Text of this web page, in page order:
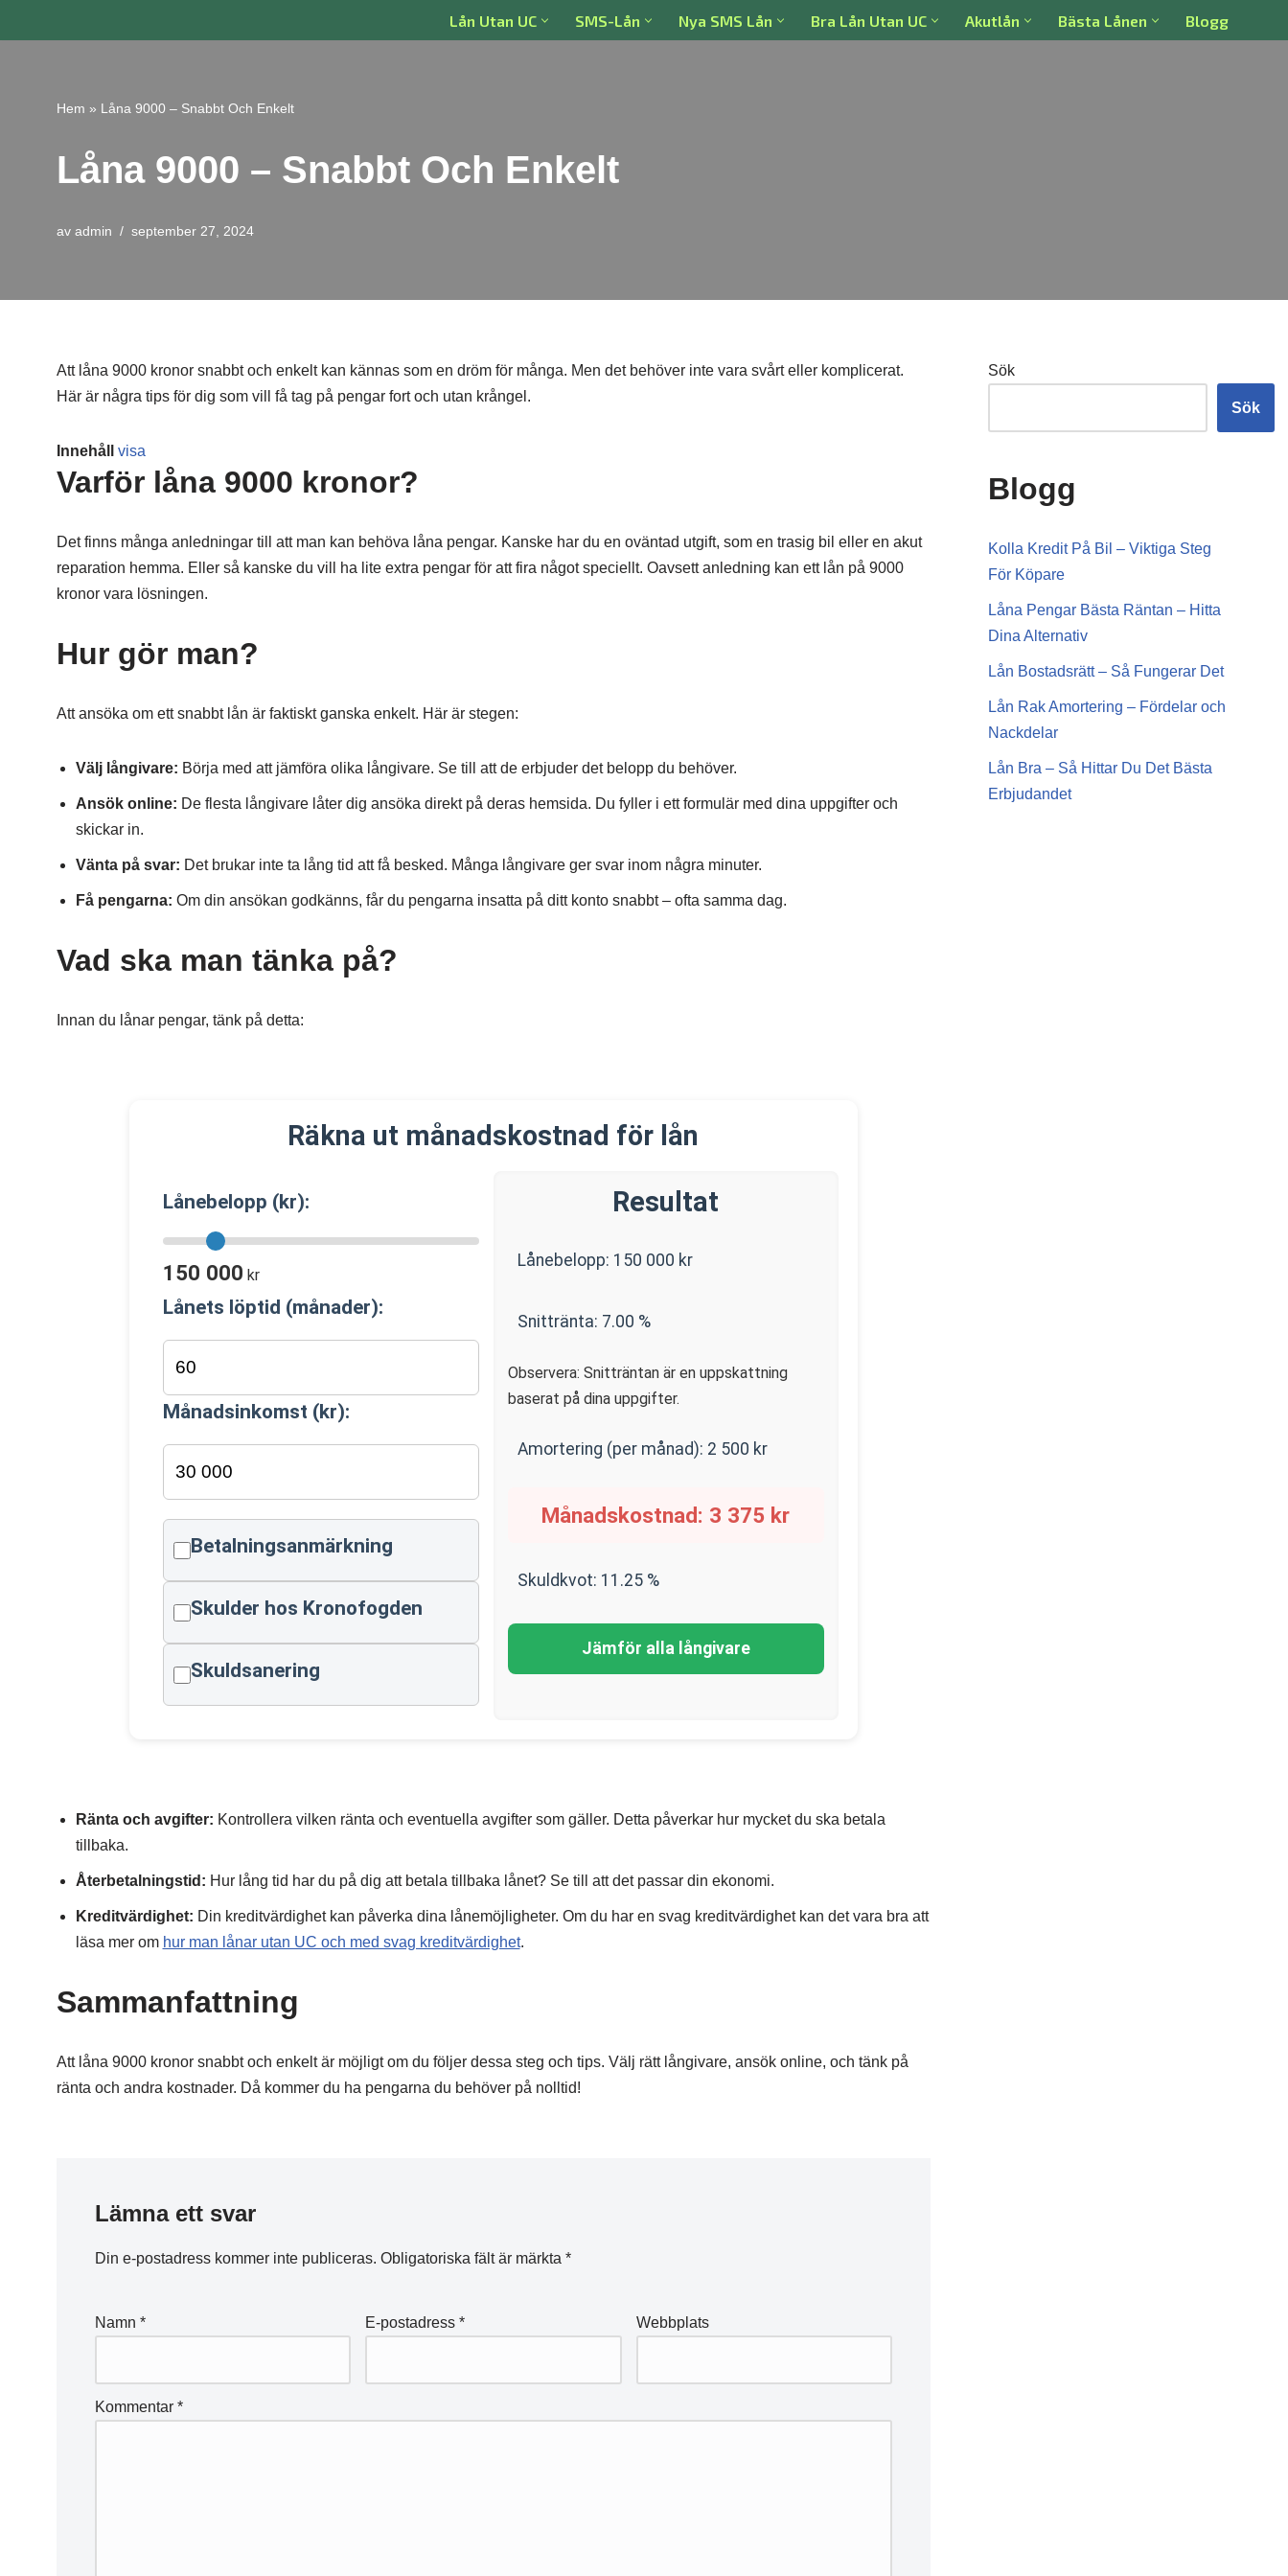
innehåll
Lån Utan UC SMS-Lån Nya SMS Lån Bra Lån Utan UC Akutlån Bästa Lånen Blogg
Hem » Låna 9000 – Snabbt Och Enkelt
Låna 9000 – Snabbt Och Enkelt
av admin september 27, 2024
Att låna 9000 kronor snabbt och enkelt kan kännas som en dröm för många. Men det behöver inte vara svårt eller komplicerat.
Här är några tips för dig som vill få tag på pengar fort och utan krångel.
Innehåll visa
Varför låna 9000 kronor?
Det finns många anledningar till att man kan behöva låna pengar. Kanske har du en oväntad utgift, som en trasig bil eller en akut
reparation hemma. Eller så kanske du vill ha lite extra pengar för att fira något speciellt. Oavsett anledning kan ett lån på 9000
kronor vara lösningen.
Hur gör man?
Att ansöka om ett snabbt lån är faktiskt ganska enkelt. Här är stegen:
Välj långivare: Börja med att jämföra olika långivare. Se till att de erbjuder det belopp du behöver.
Ansök online: De flesta långivare låter dig ansöka direkt på deras hemsida. Du fyller i ett formulär med dina uppgifter och
skickar in.
Vänta på svar: Det brukar inte ta lång tid att få besked. Många långivare ger svar inom några minuter.
Få pengarna: Om din ansökan godkänns, får du pengarna insatta på ditt konto snabbt – ofta samma dag.
Vad ska man tänka på?
Innan du lånar pengar, tänk på detta:
Räkna ut månadskostnad för lån
Lånebelopp (kr):
150 000 kr
Lånets löptid (månader):
Månadsinkomst (kr):
Betalningsanmärkning
Skulder hos Kronofogden
Skuldsanering
Resultat
Lånebelopp: 150 000 kr
Snittränta: 7.00 %
Observera: Snitträntan är en uppskattning
baserat på dina uppgifter.
Amortering (per månad): 2 500 kr
Månadskostnad: 3 375 kr
Skuldkvot: 11.25%
Jämför alla långivare
Ränta och avgifter: Kontrollera vilken ränta och eventuella avgifter som gäller. Detta påverkar hur mycket du ska betala
tillbaka.
Återbetalningstid: Hur lång tid har du på dig att betala tillbaka lånet? Se till att det passar din ekonomi.
Kreditvärdighet: Din kreditvärdighet kan påverka dina lånemöjligheter. Om du har en svag kreditvärdighet kan det vara bra att
läsa mer om hur man lånar utan UC och med svag kreditvärdighet.
Sammanfattning
Att låna 9000 kronor snabbt och enkelt är möjligt om du följer dessa steg och tips. Välj rätt långivare, ansök online, och tänk på
ränta och andra kostnader. Då kommer du ha pengarna du behöver på nolltid!
Lämna ett svar
Din e-postadress kommer inte publiceras. Obligatoriska fält är märkta *
Namn * E-postadress* Webbplats
Kommentar *
Sök
Sök
Blogg
Kolla Kredit På Bil – Viktiga Steg
För Köpare
Låna Pengar Bästa Räntan – Hitta
Dina Alternativ
Lån Bostadsrätt – Så Fungerar Det
Lån Rak Amortering – Fördelar och
Nackdelar
Lån Bra – Så Hittar Du Det Bästa
Erbjudandet